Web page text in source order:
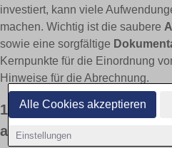
Alle Cookies akzeptieren
Einstellungen
investiert, kann viele
machen. Wichtig ist die saubere
sowie eine sorgfältige
Kernpunkte für die Einordnung
Hinweise für die Abrechnung.
1) Werbungskosten:
abzugsfähige Kosten